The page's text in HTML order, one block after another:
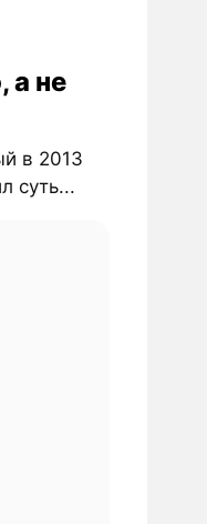
а не
в 2013
суть...